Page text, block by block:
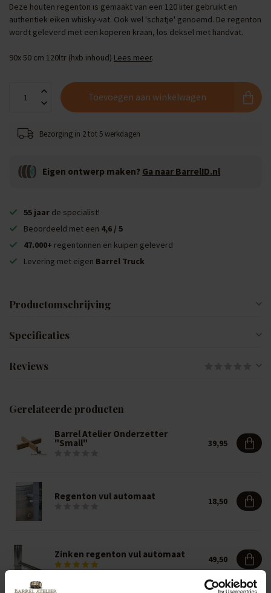
Deze houten regenton is gemaakt van een 120 liter gebruikt en
authentiek eiken whisky-vat. Ook wel 'schatje' genoemd. De regenton
wordt geleverd met een koperen kraan, los deksel met handvat.
90x 50 cm 120ltr (hxb inhoud) Lees meer.
Toevoegen aan winkelwagen
Bezorging in 2 tot 5 werkdagen
Eigen ontwerp maken? Ga naar BarrelID.nl
55 jaar de specialist!
Beoordeeld met een 4,6 / 5
47.000+ regentonnen en kuipen geleverd
Levering met eigen Barrel Truck
Productomschrijving
Specificaties
Reviews
Gerelateerde producten
Barrel Atelier Onderzetter
"Small" 39,95
Regenton vul automaat 18,50
Zinken regenton vul automaat 49,50